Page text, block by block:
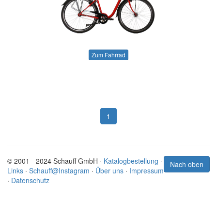
Zum Fahrrad
1
Nach oben
© 2001 - 2024 Schauff GmbH · Katalogbestellung ·
Links · Schauff@Instagram · Über uns · Impressum
· Datenschutz